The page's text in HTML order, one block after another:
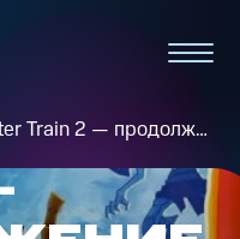
Обзор Monster Train 2 — продолжение одного из лучших рогаликов